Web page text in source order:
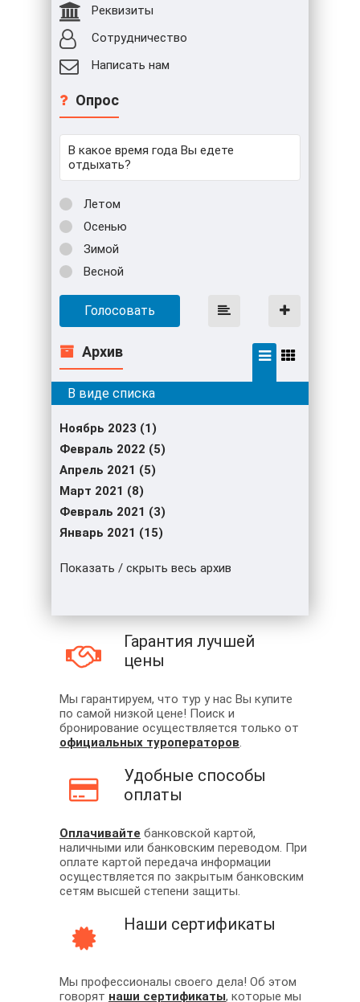
Реквизиты
Сотрудничество
Написать нам
Опрос
В какое время года Вы едете
отдыхать?
Летом
Осенью
Зимой
Весной
Голосовать
Архив
Ноябрь 2023 (1)
Февраль 2022 (5)
Апрель 2021 (5)
Март 2021 (8)
Февраль 2021 (3)
Январь 2021 (15)
Показать / скрыть весь архив
Гарантия лучшей
цены
Мы гарантируем, что тур у нас Вы купите
по самой низкой цене! Поиск и
бронирование осуществляется только от
официальных туроператоров.
Удобные способы
оплаты
Оплачивайте банковской картой,
наличными или банковским переводом. При
оплате картой передача информации
осуществляется по закрытым банковским
сетям высшей степени защиты.
Наши сертификаты
Мы профессионалы своего дела! Об этом
говорят наши сертификаты, которые мы